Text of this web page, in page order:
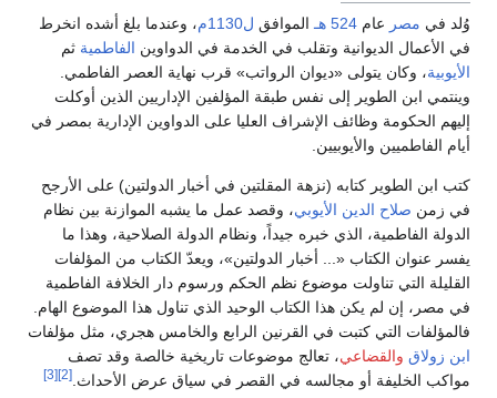
وُلد في مصر عام 524 هـ الموافق ل1130م
، وعندما بلغ أشده انخرط
في الأعمال الديوانية وتقلب في الخدمة في الدواوين الفاطمية ثم
الأيوبية، وكان يتولى «ديوان الرواتب» قرب نهاية العصر الفاطمي.
وينتمي ابن الطوير إلى نفس طبقة المؤلفين الإداريين الذين أوكلت
إليهم الحكومة وظائف الإشراف العليا على الدواوين الإدارية بمصر في
أيام الفاطميين والأيوبيين.
كتب ابن الطوير كتابه (نزهة المقلتين في أخبار الدولتين) على الأرجح
في زمن صلاح الدين الأيوبي، وقصد عمل ما يشبه الموازنة بين نظام
الدولة الفاطمية، الذي خبره جيداً، ونظام الدولة الصلاحية، وهذا ما
يفسر عنوان الكتاب «... أخبار الدولتين»، ويعدّ الكتاب من المؤلفات
القليلة التي تناولت موضوع نظم الحكم ورسوم دار الخلافة الفاطمية
في مصر، إن لم يكن هذا الكتاب الوحيد الذي تناول هذا الموضوع الهام.
فالمؤلفات التي كتبت في القرنين الرابع والخامس هجري، مثل مؤلفات
ابن زولاق والقضاعي، تعالج موضوعات تاريخية خالصة وقد تصف
مواكب الخليفة أو مجالسه في القصر في سياق عرض الأحداث.[2]
[3]